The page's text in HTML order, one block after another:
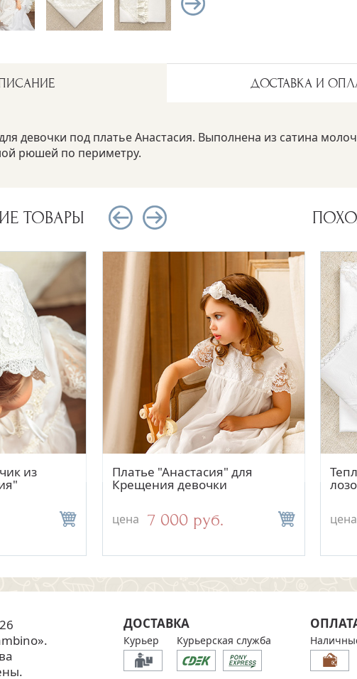
ДОСТАВКА И
девочки под платье Анастасия. Выполнена из сатина
рюшей по периметру.
ТОВАРЫ
из Быстрый просмотр
Платье "Анастасия" для
Крещения девочки
цена 7 000 руб. цена
Быстрый просмотр
Махровый крестильный
уголок "София"
цена 3 300 руб. цена
ДОСТАВКА
Курьер Курьерская служба